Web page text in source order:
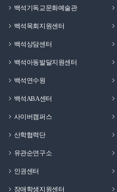
백석기독교문화예술관
백석목회지원센터
백석상담센터
백석아동발달지원센터
백석연수원
백석ABA센터
사이버캠퍼스
산학협력단
유관순연구소
인권센터
장애학생지원센터